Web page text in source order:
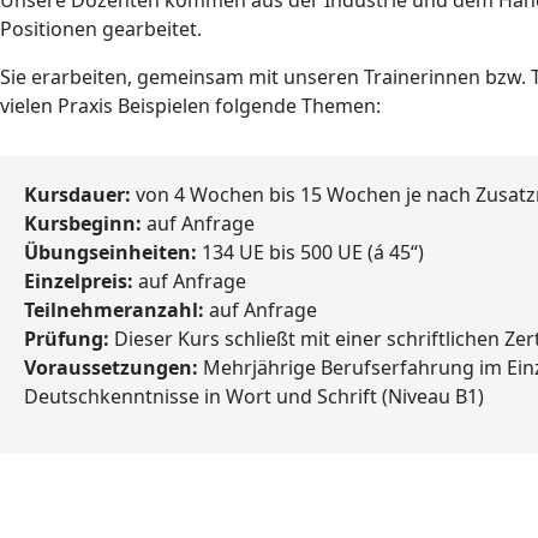
Positionen gearbeitet.
Sie erarbeiten, gemeinsam mit unseren Trainerinnen bzw.
vielen Praxis Beispielen folgende Themen:
Kursdauer: von 4 Wochen bis 15 Wochen je nach
Kursbeginn: auf Anfrage
Übungseinheiten: 134 UE bis 500 UE (á 45“)
Einzelpreis: auf Anfrage
Teilnehmeranzahl: auf Anfrage
Prüfung: Dieser Kurs schließt mit einer schriftlichen
Voraussetzungen: Mehrjährige Berufserfahrung im
Deutschkenntnisse in Wort und Schrift (Niveau B1)